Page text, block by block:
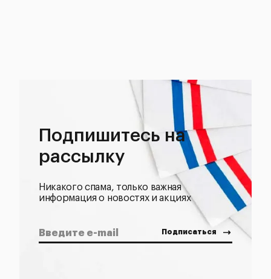
Подпишитесь на
рассылку
Никакого спама, только важная
информация о новостях и акциях